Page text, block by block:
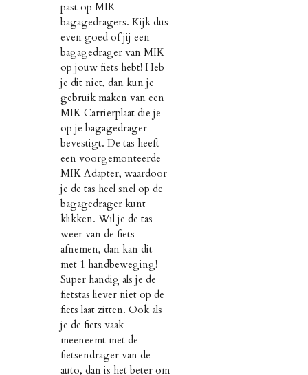
past op MIK
bagagedragers. Kijk dus
even goed of jij een
bagagedrager van MIK
op jouw fiets hebt! Heb
je dit niet, dan kun je
gebruik maken van een
MIK Carrierplaat die je
op je bagagedrager
bevestigt. De tas heeft
een voorgemonteerde
MIK Adapter, waardoor
je de tas heel snel op de
bagagedrager kunt
klikken. Wil je de tas
weer van de fiets
afnemen, dan kan dit
met 1 handbeweging!
Super handig als je de
fietstas liever niet op de
fiets laat zitten. Ook als
je de fiets vaak
meeneemt met de
fietsendrager van de
auto, dan is het beter om